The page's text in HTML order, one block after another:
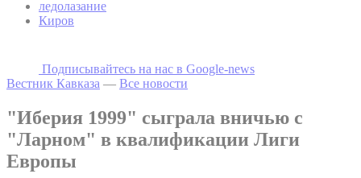
ледолазание
Киров
Подписывайтесь на наc в Google-news
Вестник Кавказа — Все новости
"Иберия 1999" сыграла вничью с
"Ларном" в квалификации Лиги
Европы